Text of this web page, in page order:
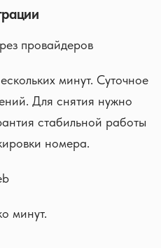
провайдеров
минут. Суточное
Для снятия нужно
стабильной работы
номера.
минут.